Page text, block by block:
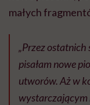
małych
„Przez ostatnich
pisałam nowe
utworów. Aż w
wystarczającym